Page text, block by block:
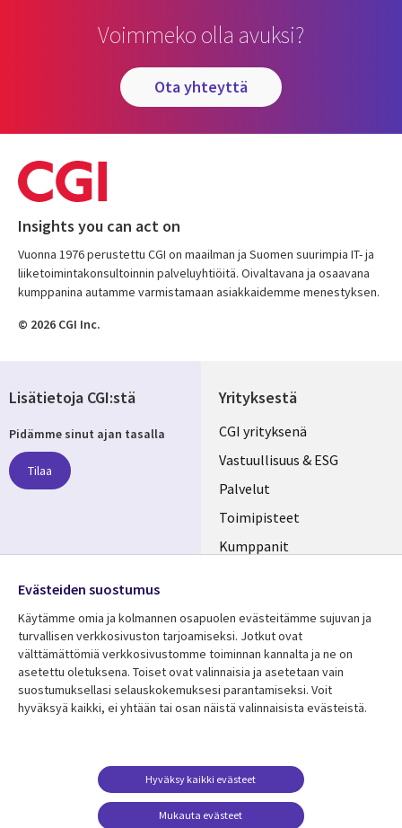
Voimmeko olla avuksi?
ota yhteyttä
Insights you can act on
Vuonna 1976 perustettu CGI on maailman ja Suomen suurimpia IT- ja
liiketoimintakonsultoinnin palveluyhtiöitä. Oivaltavana ja osaavana
kumppanina autamme varmistamaan asiakkaidemme menestyksen.
© 2026 CGI Inc.
Yrityksestä
Useful
links
FINLAND
CGI yrityksenä
Vastuullisuus & ESG
Palvelut
Toimipisteet
Kumppanit
Resurssikeskus
Library
FINLAND
Asiakastarinat
Lisätietoa
Legal
Tietosuoja
Käyttöehdot
Yhteystiedot
Lisätietoja CGI:stä
Pidämme sinut ajan tasalla
Tilaa
Media
FINLAND
Evästeiden suostumus
Käytämme omia ja kolmannen osapuolen evästeitämme sujuvan ja
turvallisen verkkosivuston tarjoamiseksi. Jotkut ovat
välttämättömiä verkkosivustomme toiminnan kannalta ja ne on
asetettu oletuksena. Toiset ovat valinnaisia ​​ja asetetaan vain
suostumuksellasi selauskokemuksesi parantamiseksi. Voit
hyväksyä kaikki, ei yhtään tai osan näistä valinnaisista evästeistä.
Mukauta evästeet
Hyväksy kaikki evästeet